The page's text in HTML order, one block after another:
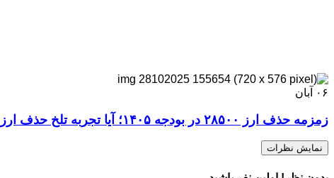
۰۶ آبان
زمزمه حذف ارز ۲۸۵۰۰ در بودجه ۱۴۰۵؛ آیا تجربه تلخ حذف ارز ۴۲۰۰تومانی تکرار می‌شود؟
نمایش نظرات